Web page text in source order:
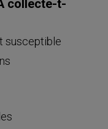
collecte-t-
susceptible